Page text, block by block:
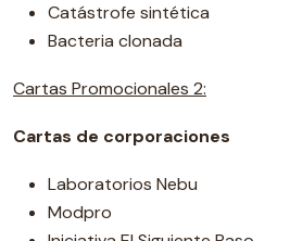
Catástrofe sintética
Bacteria clonada
Cartas Promocionales 2:
Cartas de corporaciones
Laboratorios Nebu
Modpro